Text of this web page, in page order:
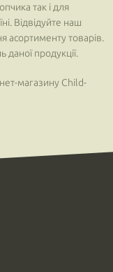
так і для
Відвідуйте наш
асортименту товарів.
продукції.
магазину Child-